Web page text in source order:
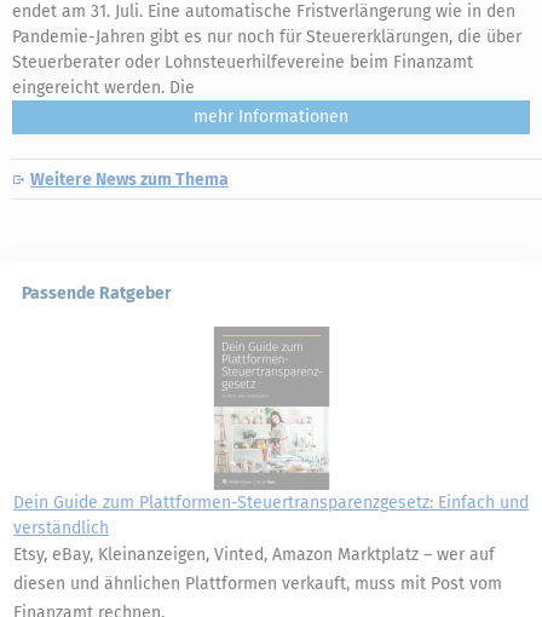
endet am 31. Juli. Eine automatische Fristverlängerung wie in den
Pandemie-Jahren gibt es nur noch für Steuererklärungen, die über
Steuerberater oder Lohnsteuerhilfevereine beim Finanzamt
eingereicht werden. Die
mehr
Weitere News zum Thema
Passende Ratgeber
Dein Guide zum Plattformen-Steuertransparenzgesetz: Einfach und
verständlich
Etsy, eBay, Kleinanzeigen, Vinted, Amazon Marktplatz – wer auf
diesen und ähnlichen Plattformen verkauft, muss mit Post vom
Finanzamt rechnen.